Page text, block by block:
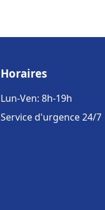
Horaires
Lun-Ven: 8h-19h
Service d'urgence 24/7